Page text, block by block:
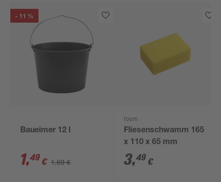
- 11 %
Baueimer 12 l
1,49 € 1,69 €
toom
Fliesenschwamm 165
x 110 x 65 mm
3,49 €